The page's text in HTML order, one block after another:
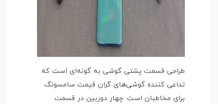
طراحی قسمت پشتی گوشی به گونه‌ای است که
تداعی کننده گوشی‌های گران قیمت سامسونگ
برای مخاطبان است. چهار دوربین در قسمت